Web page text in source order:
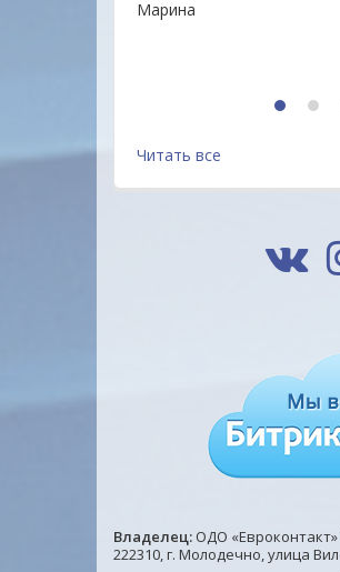
Марина
1 2
Читать все
Владелец: ОДО
222310, г. Молодечно, улица